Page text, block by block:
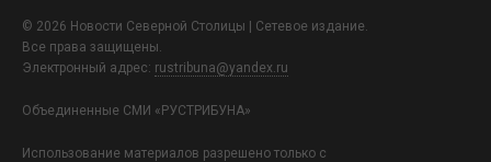
© 2026 Новости Северной Столицы | Сетевое издание.
Все права защищены.
Электронный адрес: rustribuna@yandex.ru
Объединенные СМИ «РУСТРИБУНА»
Использование материалов разрешено только с